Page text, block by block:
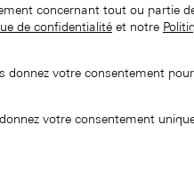
concernant tout ou partie
de confidentialité et notre
donnez votre consentement
votre consentement